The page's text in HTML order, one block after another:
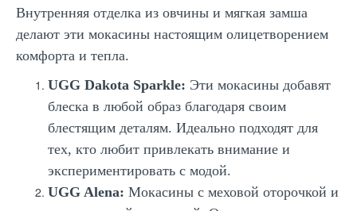
Внутренняя отделка из овчины и мягкая замша
делают эти мокасины настоящим олицетворением
комфорта и тепла.
UGG Dakota Sparkle: Эти мокасины добавят
блеска в любой образ благодаря своим
блестящим деталям. Идеально подходят для
тех, кто любит привлекать внимание и
экспериментировать с модой.
UGG Alena: Мокасины с меховой оторочкой и